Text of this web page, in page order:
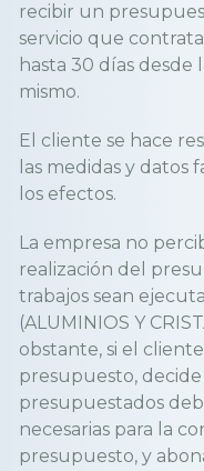
recibir un
servicio que
hasta 30 días desde
mismo.
El cliente se hace
las medidas y datos
los efectos.
La empresa no
realización del
trabajos sean
(ALUMINIOS Y
obstante, si el
presupuesto, decide
presupuestados
necesarias para la
presupuesto, y